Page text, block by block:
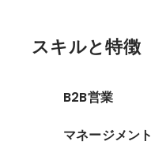
スキルと特徴
B2B営業
マネージメント